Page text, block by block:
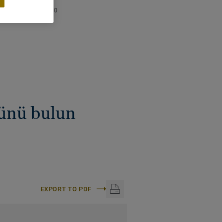
ve renginde
10
bulun
EXPORT TO PDF